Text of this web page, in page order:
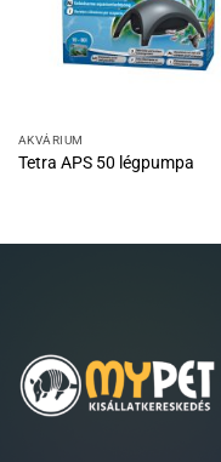
AKVÁRIUM
Tetra APS 50 légpumpa